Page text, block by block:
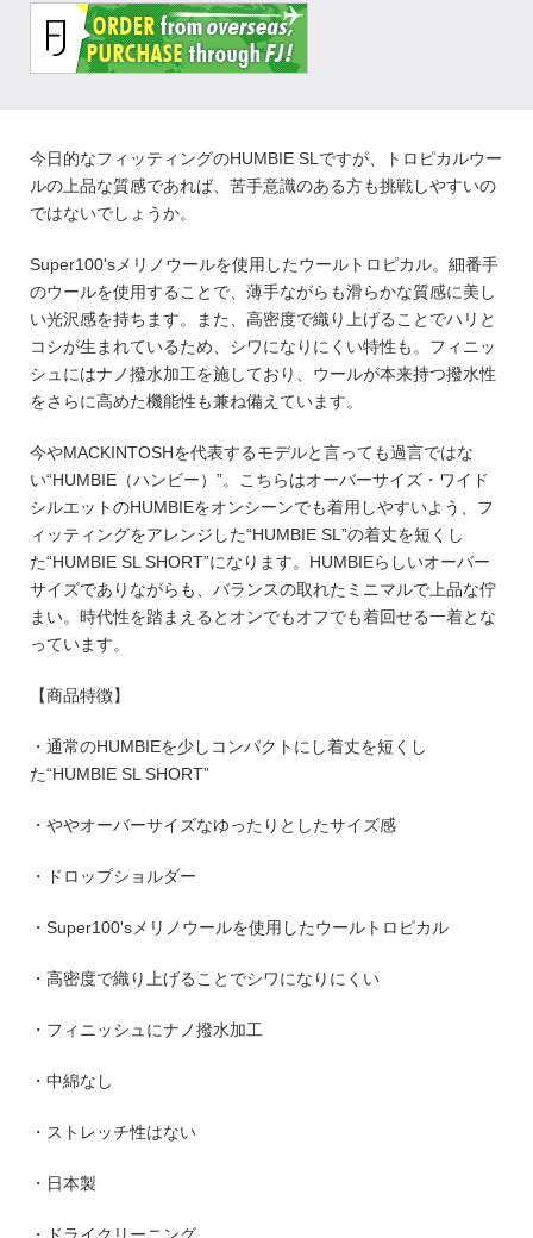
今日的なフィッティングのHUMBIE SLですが、トロピカルウー
ルの上品な質感であれば、苦手意識のある方も挑戦しやすいの
ではないでしょうか。
Super100'sメリノウールを使用したウールトロピカル。細番手
のウールを使用することで、薄手ながらも滑らかな質感に美し
い光沢感を持ちます。また、高密度で織り上げることでハリと
コシが生まれているため、シワになりにくい特性も。フィニッ
シュにはナノ撥水加工を施しており、ウールが本来持つ撥水性
をさらに高めた機能性も兼ね備えています。
今やMACKINTOSHを代表するモデルと言っても過言ではな
い“HUMBIE（ハンビー）”。こちらはオーバーサイズ・ワイド
シルエットのHUMBIEをオンシーンでも着用しやすいよう、フ
ィッティングをアレンジした“HUMBIE SL”の着丈を短くし
た“HUMBIE SL SHORT”になります。HUMBIEらしいオーバー
サイズでありながらも、バランスの取れたミニマルで上品な佇
まい。時代性を踏まえるとオンでもオフでも着回せる一着とな
っています。
【商品特徴】
・通常のHUMBIEを少しコンパクトにし着丈を短くし
た“HUMBIE SL SHORT”
・ややオーバーサイズなゆったりとしたサイズ感
・ドロップショルダー
・Super100'sメリノウールを使用したウールトロピカル
・高密度で織り上げることでシワになりにくい
・フィニッシュにナノ撥水加工
・中綿なし
・ストレッチ性はない
・日本製